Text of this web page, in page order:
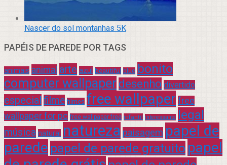
Nascer do sol montanhas 5K
PAPÉIS DE PAREDE POR TAGS
animais animal arte azul beautiful blue bonito
computer wallpaper desenho divertido
especial filme filmes free wallpaper free
wallpaper for pc free wallpaper free infantil interessante legal
música natural natureza paisagem papel de
parede papel de parede gratuito papel